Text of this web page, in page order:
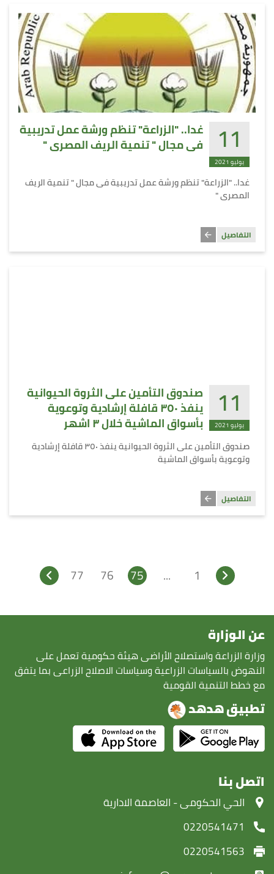
11
يوليو 2021
غدا.. "الزراعة" تنظم ورشة عمل تدريبية
فى مجال " تنمية الريف المصرى "
غدا.. "الزراعة" تنظم ورشة عمل تدريبية فى مجال " تنمية الريف
المصرى "
التفاصيل
11
يوليو 2021
صندوق التأمين على الثروة الحيوانية
ينفذ ٣٥٠ قافلة إرشادية وتوعوية
بأسواق الماشية خلال ٣ اشهر
صندوق التأمين على الثروة الحيوانية ينفذ ٣٥٠ قافلة إرشادية
وتوعوية بأسواق الماشية
التفاصيل
1
...
75
76
77
عن الوزارة
وزارة الزراعة واستصلاح الأراضى هيئة حكومية تعمل على
النهوض بالسياسات الزراعية وسياسات الاصلاح الزراعى بما يتفق
مع خطط التنمية القومية
تطبيق هدهد
اتصل بنا
‏الحي الحكومى - العاصمة الادارية
0220541471
0220541563